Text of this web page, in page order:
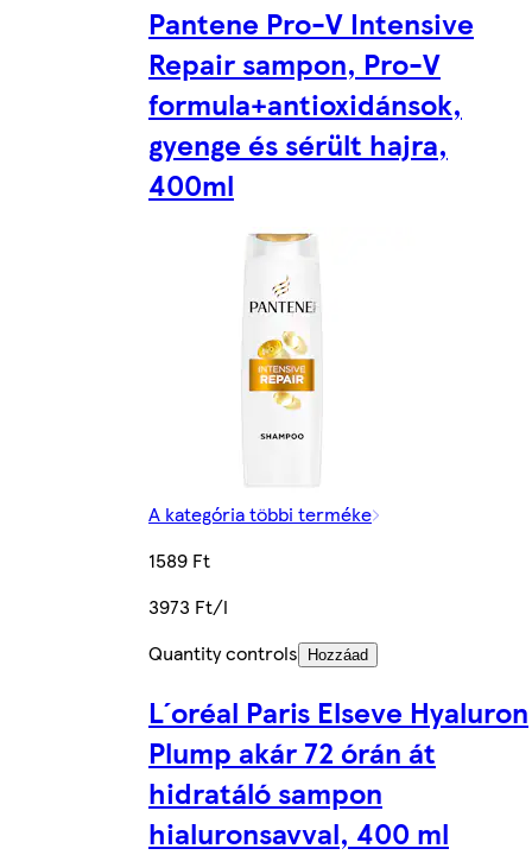
Pantene Pro-V Intensive
Repair sampon, Pro-V
formula+antioxidánsok,
gyenge és sérült hajra,
400ml
A kategória többi terméke
1589 Ft
3973 Ft/l
Quantity controls
Hozzáad
L´oréal Paris Elseve Hyaluron
Plump akár 72 órán át
hidratáló sampon
hialuronsavval, 400 ml